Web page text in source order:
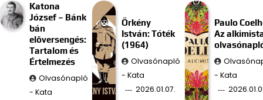
Katona
József – Bánk
bán
előversengés:
Tartalom és
Értelmezés
Olvasónapló
- Kata
Örkény
István: Tóték
(1964)
Olvasónapló
- Kata
2026.01.07.
Paulo
Az
- Kata